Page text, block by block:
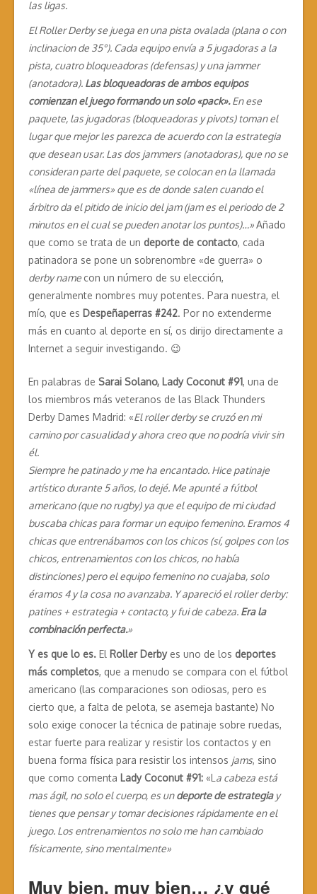
las ligas.
El Roller Derby se juega en una pista ovalada (plana o con
inclinacion de 35°). Cada equipo envía a 5 jugadoras a la
pista, cuatro bloqueadoras (defensas) y una jammer
(anotadora). Las bloqueadoras de ambos equipos
comienzan el juego formando un solo «pack».En ese
paquete, las jugadoras (bloqueadoras y pivots) toman el
lugar que mejor les parezca de acuerdo con la estrategia
que desean usar. Las dos jammers (anotadoras), que no se
consideran parte del paquete, se colocan en la llamada
«línea de jammers» que es de donde salen cuando el
árbitro da el pitido de inicio del jam (jam es el periodo de 2
minutos en el cual se pueden anotar los puntos)…»Añado
que como se trata de un deporte de contacto, cada
patinadora se pone un sobrenombre «de guerra» o
derby name con un número de su elección,
generalmente nombres muy potentes. Para nuestra, el
mío, que es Despeñaperras #242. Por no extenderme
más en cuanto al deporte en sí, os dirijo directamente a
Internet a seguir investigando. 😉
En palabras de Sarai Solano, Lady Coconut #91, una de
los miembros más veteranos de las Black Thunders
Derby Dames Madrid: «El roller derby se cruzó en mi
camino por casualidad y ahora creo que no podría vivir sin
él.
Siempre he patinado y me ha encantado. Hice patinaje
artístico durante 5 años, lo dejé. Me apunté a fútbol
americano (que no rugby) ya que el equipo de mi ciudad
buscaba chicas para formar un equipo femenino. Eramos 4
chicas que entrenábamos con los chicos (sí, golpes con los
chicos, entrenamientos con los chicos, no había
distinciones) pero el equipo femenino no cuajaba, solo
éramos 4 y la cosa no avanzaba. Y apareció el roller derby:
patines + estrategia + contacto, y fui de cabeza. Era la
combinación perfecta.»
Y es que lo es. El Roller Derbyes uno de los deportes
más completos, que a menudo se compara con el fútbol
americano (las comparaciones son odiosas, pero es
cierto que, a falta de pelota, se asemeja bastante) No
solo exige conocer la técnica de patinaje sobre ruedas,
estar fuerte para realizar y resistir los contactos y en
buena forma física para resistir los intensos jams, sino
que como comenta Lady Coconut #91: «La cabeza está
mas ágil, no solo el cuerpo, es undeporte de estrategiay
tienes que pensar y tomar decisiones rápidamente en el
juego. Los entrenamientos no solo me han cambiado
físicamente, sino mentalmente»
Muy bien, muy bien… ¿y qué